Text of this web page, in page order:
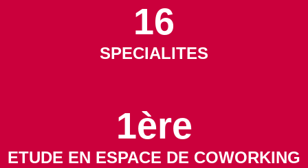
16
SPECIALITES
1ère
ETUDE EN ESPACE DE COWORKING